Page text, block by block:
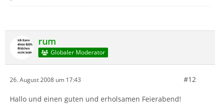
rum
Globaler Moderator
26. August 2008 um 17:43 #12
Hallo und einen guten und erholsamen Feierabend!